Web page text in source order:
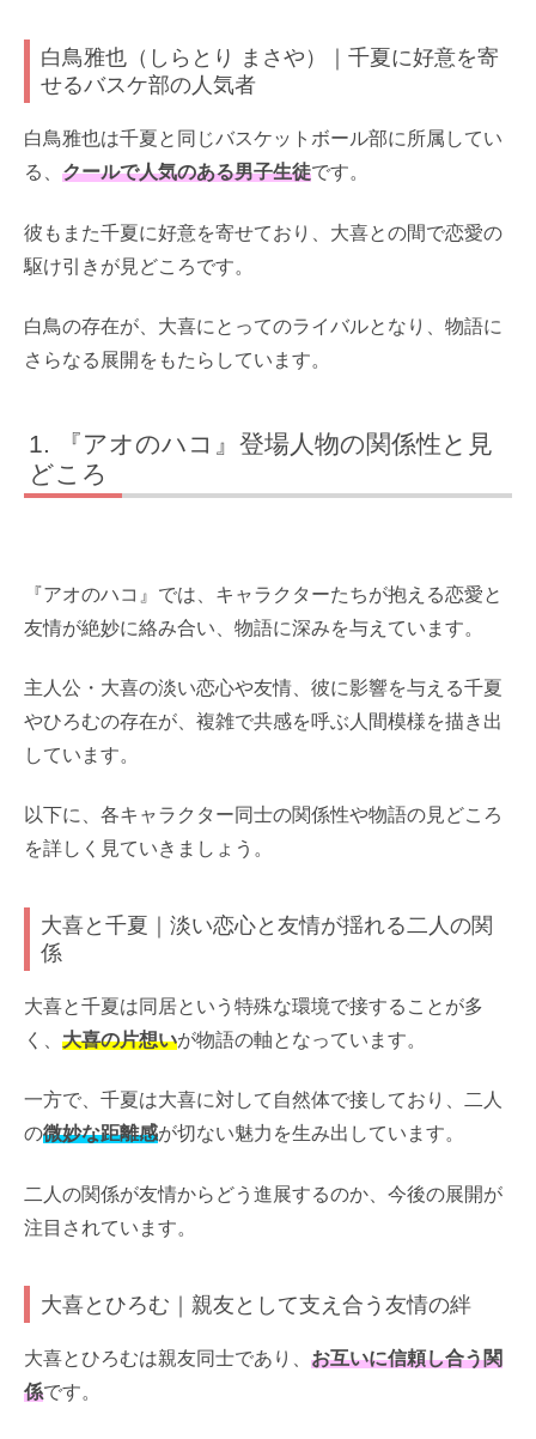
白鳥雅也（しらとり まさや）｜千夏に好意を寄
せるバスケ部の人気者
白鳥雅也は千夏と同じバスケットボール部に所属してい
る、 クールで人気のある男子生徒です。
彼もまた千夏に好意を寄せており、大喜との間で恋愛の
駆け引きが見どころです。
白鳥の存在が、大喜にとってのライバルとなり、物語に
さらなる展開をもたらしています。
『アオのハコ』登場人物の関係性と見
どころ
『アオのハコ』では、キャラクターたちが抱える恋愛と
友情が絶妙に絡み合い、物語に深みを与えています。
主人公・大喜の淡い恋心や友情、彼に影響を与える千夏
やひろむの存在が、複雑で共感を呼ぶ人間模様を描き出
しています。
以下に、各キャラクター同士の関係性や物語の見どころ
を詳しく見ていきましょう。
大喜と千夏｜淡い恋心と友情が揺れる二人の関
係
大喜と千夏は同居という特殊な環境で接することが多
く、 大喜の片想いが物語の軸となっています。
一方で、千夏は大喜に対して自然体で接しており、二人
の微妙な距離感が切ない魅力を生み出しています。
二人の関係が友情からどう進展するのか、今後の展開が
注目されています。
大喜とひろむ｜親友として支え合う友情の絆
大喜とひろむは親友同士であり、 お互いに信頼し合う関
係です。